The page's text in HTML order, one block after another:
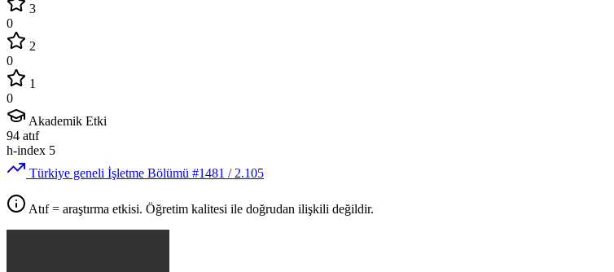
3
0
2
0
1
0
Akademik Etki
94 atıf
h-index 5
Türkiye geneli İşletme Bölümü #1481 / 2.105
Atıf = araştırma etkisi. Öğretim kalitesi ile doğrudan ilişkili değildir.